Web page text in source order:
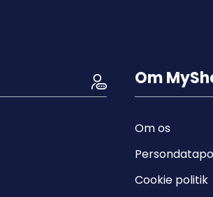
Om
Om os
Cookie politik